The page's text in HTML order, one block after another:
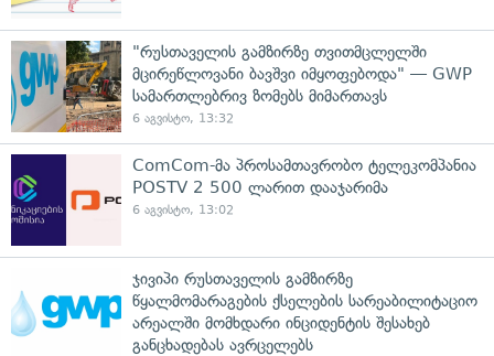
"რუსთაველის გამზირზე თვითმცლელში
მცირეწლოვანი ბავშვი იმყოფებოდა" — GWP
სამართლებრივ ზომებს მიმართავს
6 აგვისტო, 13:32
ComCom-მა პროსამთავრობო ტელეკომპანია
POSTV 2 500 ლარით დააჯარიმა
6 აგვისტო, 13:02
ჯივიპი რუსთაველის გამზირზე
წყალმომარაგების ქსელების სარეაბილიტაციო
არეალში მომხდარი ინციდენტის შესახებ
განცხადებას ავრცელებს